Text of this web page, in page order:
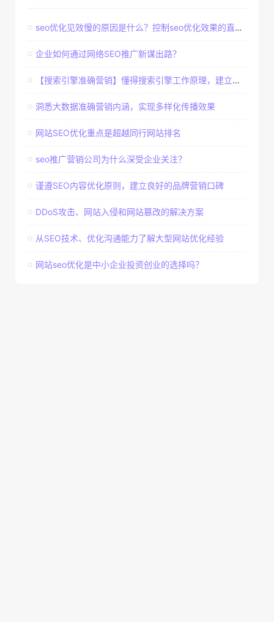
seo优化见效慢的原因是什么？控制seo优化效果的直接因素
企业如何通过网络SEO推广新谋出路？
【搜索引擎准确营销】懂得搜索引擎工作原理，建立准确客户群体
洞悉大数据准确营销内涵，实现多样化传播效果
网站SEO优化重点是超越同行网站排名
seo推广营销公司为什么深受企业关注？
谨遵SEO内容优化原则，建立良好的品牌营销口碑
DDoS攻击、网站入侵和网站篡改的解决方案
从SEO技术、优化沟通能力了解大型网站优化经验
网站seo优化是中小企业投资创业的选择吗？